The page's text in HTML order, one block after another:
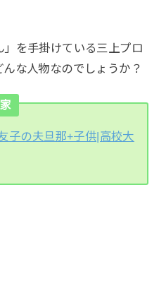
を手掛けている三上プロ
な人物なのでしょうか？
子の夫旦那+子供|高校大